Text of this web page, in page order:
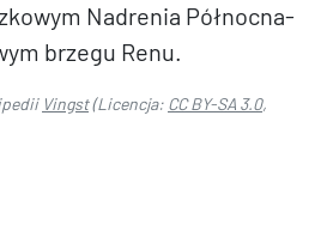
Nadrenia Północna-
brzegu Renu.
Vingst(Licencja: CC BY-SA 3.0,